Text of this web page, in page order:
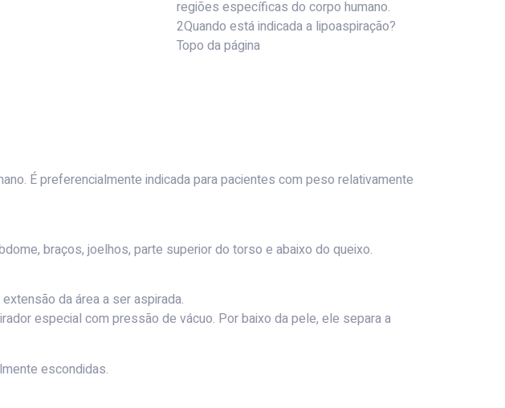
regiões específicas do corpo humano.
2Quando está indicada a lipoaspiração?
Topo da página
É preferencialmente indicada para pacientes com peso relativamente
braços, joelhos, parte superior do torso e abaixo do queixo.
da área a ser aspirada.
especial com pressão de vácuo. Por baixo da pele, ele separa a
escondidas.